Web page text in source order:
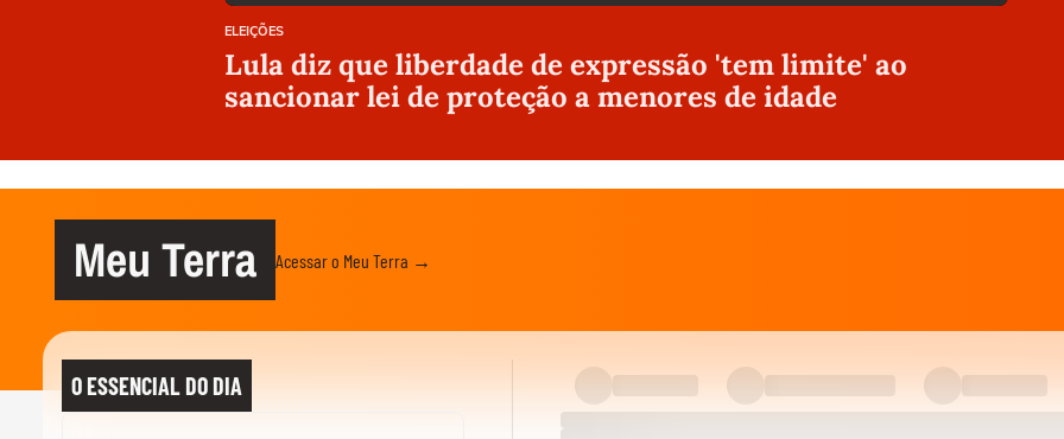
ELEIÇÕES
Lula diz que liberdade de expressão 'tem limite' ao
sancionar lei de proteção a menores de idade
Meu Terra Acessar o Meu Terra →
O ESSENCIAL DO DIA